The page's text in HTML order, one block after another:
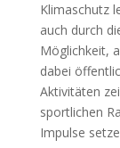
Klimaschutz
auch durch
Möglichkeit,
dabei
Aktivitäten
sportlichen
Impulse